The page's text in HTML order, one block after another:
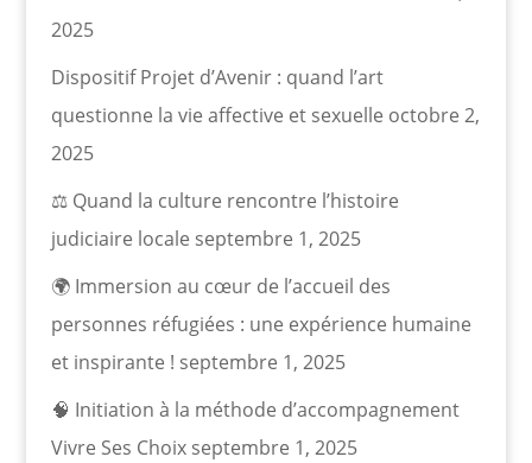
2025
Dispositif Projet d’Avenir : quand l’art
questionne la vie affective et sexuelle octobre 2,
2025
⚖️ Quand la culture rencontre l’histoire
judiciaire locale septembre 1, 2025
🌍 Immersion au cœur de l’accueil des
personnes réfugiées : une expérience humaine
et inspirante ! septembre 1, 2025
🧠 Initiation à la méthode d’accompagnement
Vivre Ses Choix septembre 1, 2025